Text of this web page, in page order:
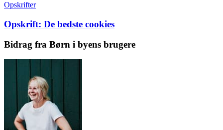
Opskrifter
Opskrift: De bedste cookies
Bidrag fra Børn i byens brugere